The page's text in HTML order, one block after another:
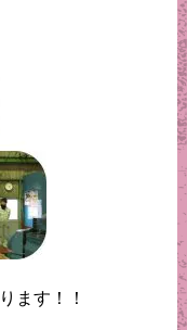
ます！！